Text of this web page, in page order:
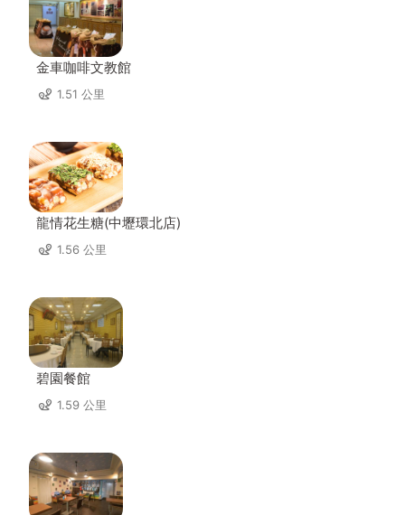
金車咖啡文教館
1.51 公里
龍情花生糖(中壢環北店)
1.56 公里
碧園餐館
1.59 公里